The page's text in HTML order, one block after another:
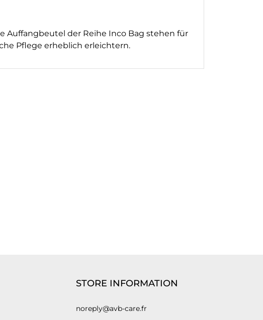
der Reihe Inco Bag stehen für
Pflege erheblich erleichtern.
STORE INFORMATION
noreply@avb-care.fr